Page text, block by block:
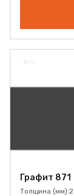
Графит 871
Толщина (мм):2